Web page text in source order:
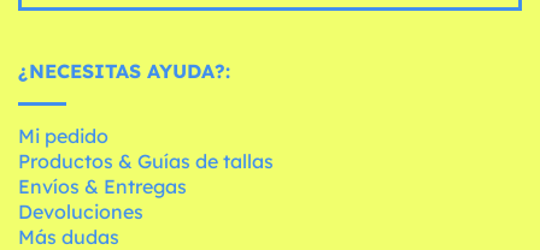
¿NECESITAS AYUDA?:
Mi pedido
Productos & Guías de tallas
Envíos & Entregas
Devoluciones
Más dudas